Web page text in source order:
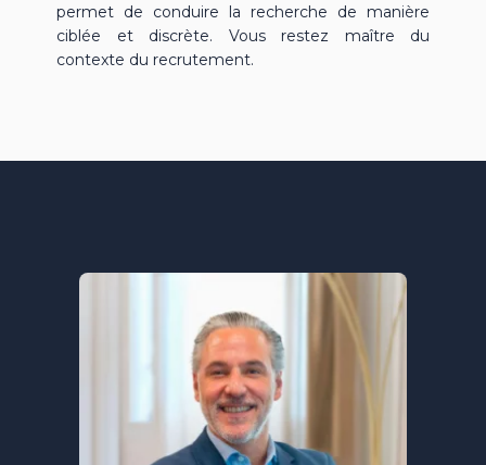
permet de conduire la recherche de manière
ciblée et discrète. Vous restez maître du
contexte du recrutement.